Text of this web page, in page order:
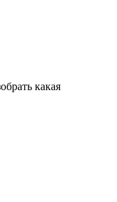
какая